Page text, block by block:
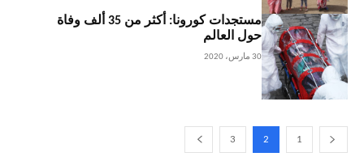
مستجدات كورونا: أكثر من 35 ألف وفاة
حول العالم
30 مارس، 2020
1
2
3